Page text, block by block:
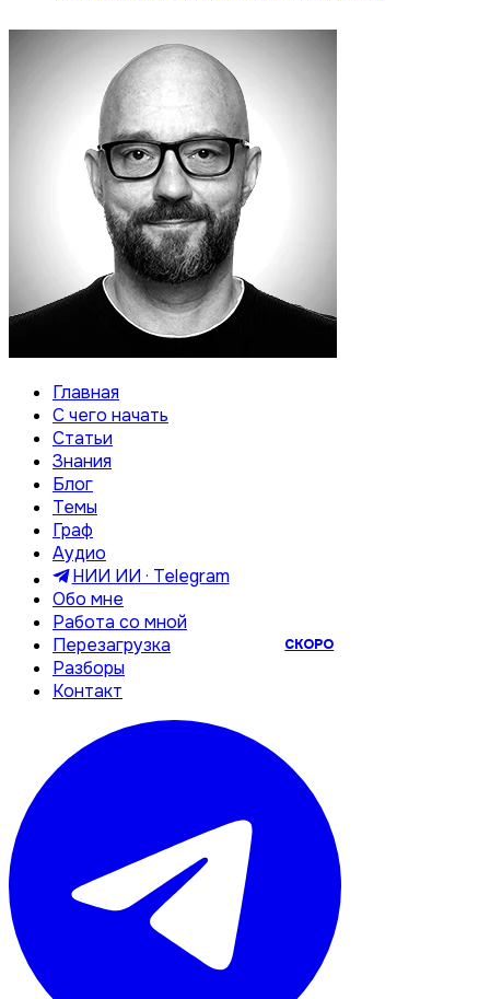
Главная
С чего начать
Статьи
Знания
Блог
Темы
Граф
Аудио
НИИ ИИ · Telegram
Обо мне
Работа со мной
Перезагрузка
СКОРО
Разборы
Контакт